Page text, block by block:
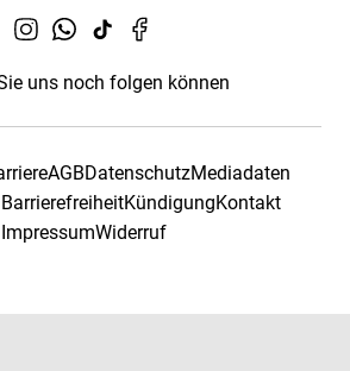
uns noch folgen können
AGBDatenschutzMediadaten
KündigungKontakt
ImpressumWiderruf